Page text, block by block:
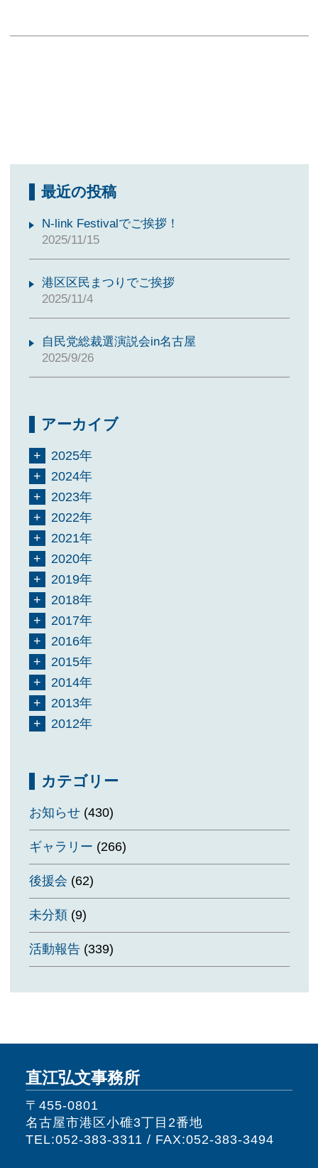
最近の投稿
N-link Festivalでご挨拶！
2025/11/15
港区区民まつりでご挨拶
2025/11/4
自民党総裁選演説会in名古屋
2025/9/26
アーカイブ
2025年
2024年
2023年
2022年
2021年
2020年
2019年
2018年
2017年
2016年
2015年
2014年
2013年
2012年
カテゴリー
お知らせ(430)
ギャラリー (266)
後援会 (62)
未分類(9)
活動報告(339)
直江弘文事務所
〒455-0801
名古屋市港区小碓3丁目2番地
TEL:052-383-3311 / FAX:052-383-3494